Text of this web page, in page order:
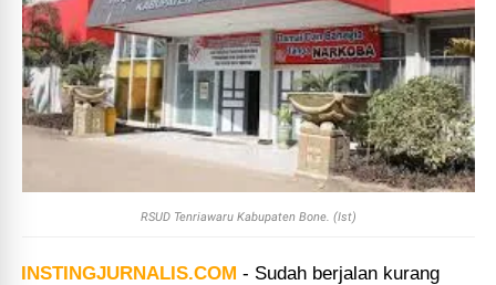
RSUD Tenriawaru Kabupaten Bone. (Ist)
INSTINGJURNALIS.COM - Sudah berjalan kurang